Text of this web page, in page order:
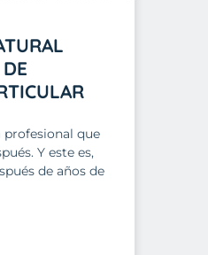
que
Y este es,
de años de